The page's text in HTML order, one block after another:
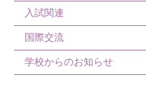
3月
2月
5月
4月
3月
6月
5月
4月
7月
5月
入試関連
国際交流
学校からのお知らせ